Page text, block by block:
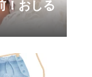
！おしる